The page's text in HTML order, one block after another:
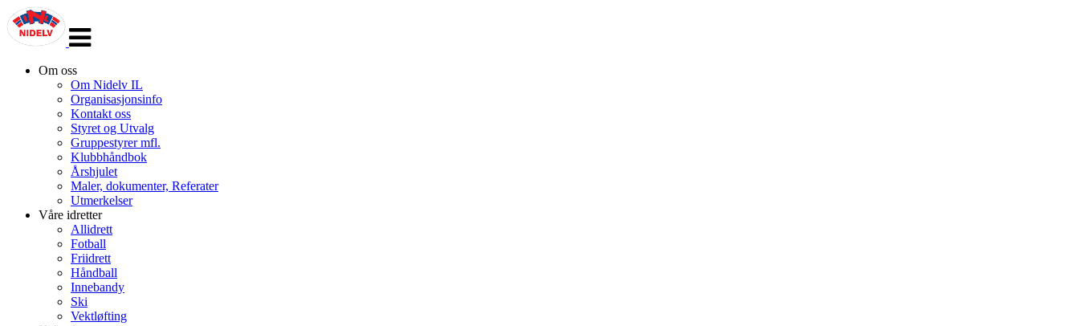
navigasjon
Om oss
Om Nidelv IL
Organisasjonsinfo
Kontakt oss
Styret og Utvalg
Gruppestyrer mfl.
Klubbhåndbok
Årshjulet
Maler, dokumenter, Referater
Utmerkelser
Våre idretter
Allidrett
Fotball
Friidrett
Håndball
Innebandy
Ski
Vektløfting